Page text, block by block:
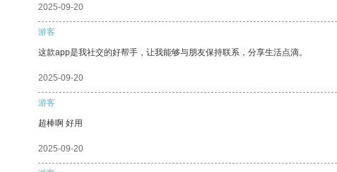
2025-09-20
游客
这款app是我社交的好帮手，让我能够与朋友保持联系，分享生活点滴。
2025-09-20
游客
超棒啊 好用
2025-09-20